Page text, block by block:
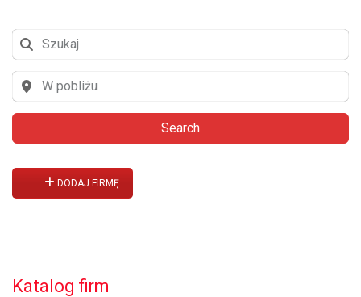
Search
DODAJ FIRMĘ
Katalog firm